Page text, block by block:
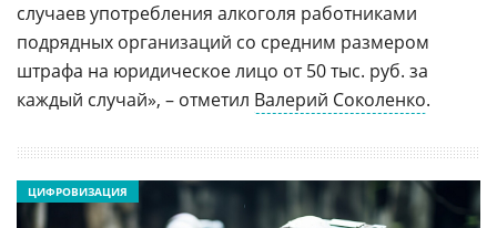
случаев употребления алкоголя работниками
подрядных организаций со средним размером
штрафа на юридическое лицо от 50 тыс. руб. за
каждый случай», – отметил Валерий Соколенко.
ЦИФРОВИЗАЦИЯ